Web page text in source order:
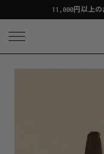
11,000円以上